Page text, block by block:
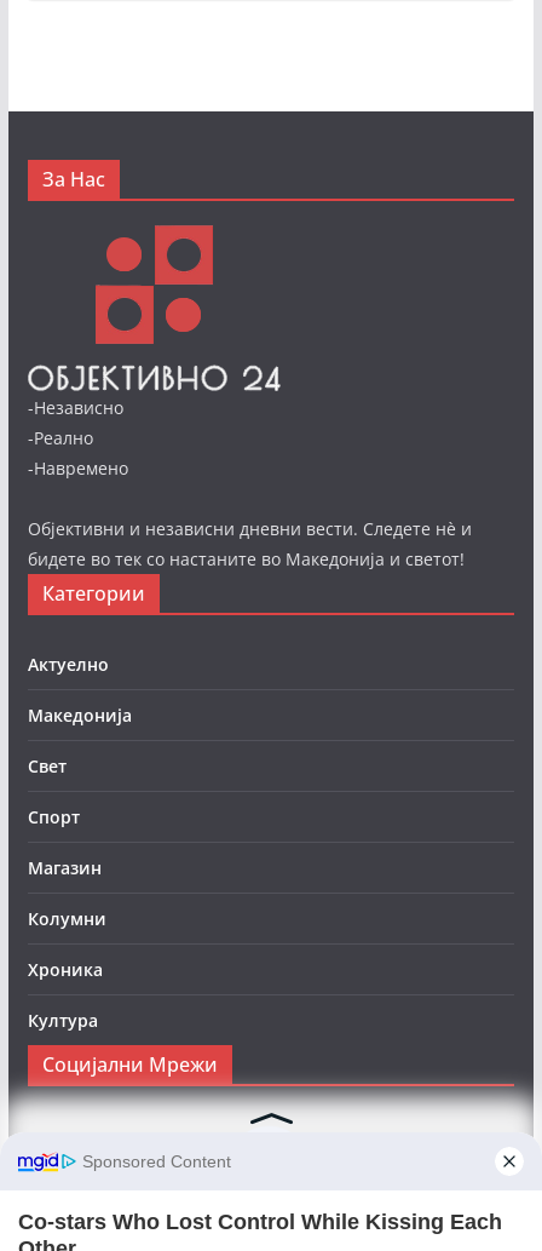
За Нас
-Независно
-Реално
-Навремено
Објективни и независни дневни вести. Следете нè и
бидете во тек со настаните во Македонија и светот!
Категории
Актуелно
Македонија
Свет
Спорт
Магазин
Колумни
Хроника
Култура
Социјални Мрежи